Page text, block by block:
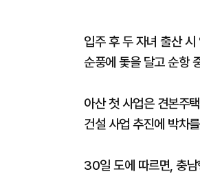
입주 후 두 자녀 출산 시
순풍에 돛을 달고 순항
아산 첫 사업은 견본주
건설 사업 추진에 박차
30일 도에 따르면, 충남